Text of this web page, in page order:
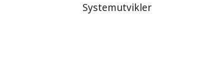
Systemutvikler